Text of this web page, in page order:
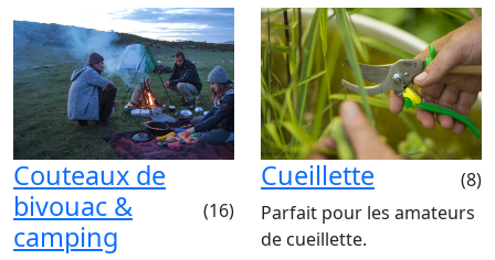
Couteaux de
bivouac &
camping
(16)
Cueillette
(8)
Parfait pour les amateurs
de cueillette.